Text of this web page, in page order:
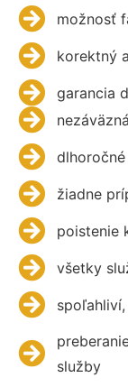
možnosť
korektný
garancia
žiadne
poistenie
všetky
služby